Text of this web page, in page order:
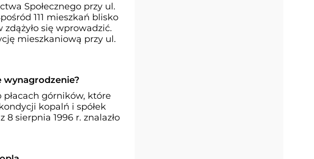
Społecznego przy ul.
111 mieszkań blisko
się wprowadzić.
mieszkaniową przy ul.
wynagrodzenie?
górników, które
kopalń i spółek
8 sierpnia 1996 r. znalazło